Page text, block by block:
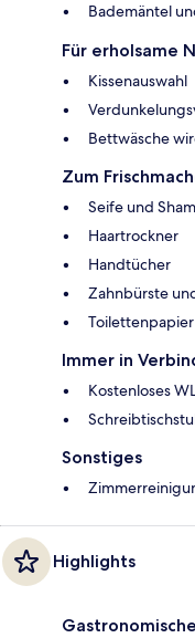
Bademäntel
Für erholsame
Kissenauswahl
Bettwäsche
Zum
Seife und
Haartrockner
Handtücher
Zahnbürste
Toilettenpapier
Immer in
Kostenloses
Sonstiges
Highlights